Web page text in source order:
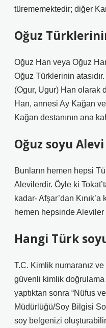
türememektedir; diğer
Oğuz
Oğuz Han veya Oğuz
Oğuz Türklerinin
(Ogur, Ugur) Han olarak
Han, annesi Ay Kağan ve
Kağan destanının ana
Oğuz soyu
Bunların hemen hepsi
Alevilerdir. Öyle ki
kadar- Afşar’dan
hemen hepsinde Aleviler
Hangi Türk
T.C. Kimlik numaranız
güvenli kimlik
yaptıktan sonra “Nüfus
Müdürlüğü/Soy Bilgisi
soy belgenizi